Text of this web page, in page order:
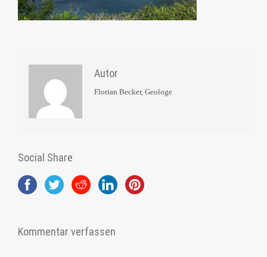
Autor
Florian Becker, Geologe
Social Share
Kommentar verfassen